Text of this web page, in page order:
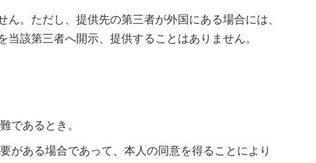
。ただし、提供先の第三者が外国にある場合には、
該第三者へ開示、提供することはありません。
であるとき。
がある場合であって、本人の同意を得ることにより